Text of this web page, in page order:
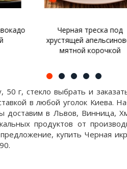
треска под
апельсиново-
Канапе с
50 г, стекло выбрать и
в любой уголок Киева.
доставим в Львов, Винница,
продуктов от
купить Черная